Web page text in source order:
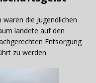
die Jugendlichen
landete auf den
Entsorgung
zu werden.